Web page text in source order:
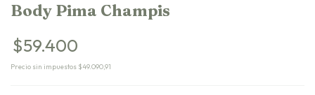
Body Pima Champis
$59.400
Precio sin impuestos $49.090,91